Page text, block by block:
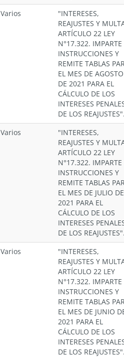
Varios
"INTERESES,
REAJUSTES Y
ARTÍCULO 22 LEY
N°17.322. IMPARTE
INSTRUCCIONES Y
REMITE TABLAS
EL MES DE AGOSTO
DE 2021 PARA EL
CÁLCULO DE LOS
INTERESES
DE LOS
Varios
"INTERESES,
REAJUSTES Y
ARTÍCULO 22 LEY
N°17.322. IMPARTE
INSTRUCCIONES Y
REMITE TABLAS
EL MES DE JULIO DE
2021 PARA EL
CÁLCULO DE LOS
INTERESES
DE LOS
Varios
"INTERESES,
REAJUSTES Y
ARTÍCULO 22 LEY
N°17.322. IMPARTE
INSTRUCCIONES Y
REMITE TABLAS
EL MES DE JUNIO
2021 PARA EL
CÁLCULO DE LOS
INTERESES
DE LOS